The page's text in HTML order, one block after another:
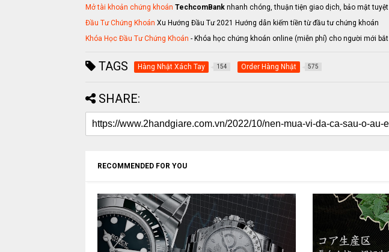
Mở tài khoản chứng khoán TechcomBank nhanh chóng, thuận tiện giao dịch, bảo mật tuyệt
Đầu Tư Chứng Khoán Xu Hướng Đầu Tư 2021 Hướng dẫn kiếm tiền từ đầu tư chứng khoán
Khóa Học Đầu Tư Chứng Khoán - Khóa học chứng khoán online (miễn phí) cho người mới bắt
TAGS Hàng Nhật Xách Tay 154 Order Hàng Nhật 575
SHARE:
RECOMMENDED FOR YOU